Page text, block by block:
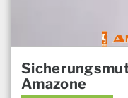
Amazone